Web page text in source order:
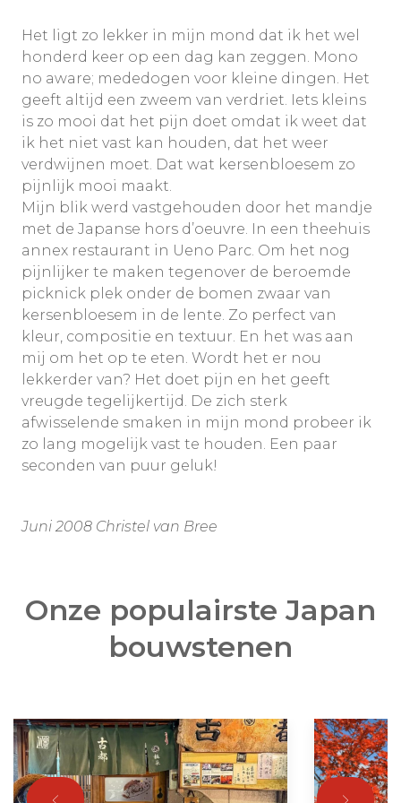
Het ligt zo lekker in mijn mond dat ik het wel
honderd keer op een dag kan zeggen. Mono
no aware; mededogen voor kleine dingen. Het
geeft altijd een zweem van verdriet. Iets kleins
is zo mooi dat het pijn doet omdat ik weet dat
ik het niet vast kan houden, dat het weer
verdwijnen moet. Dat wat kersenbloesem zo
pijnlijk mooi maakt.
Mijn blik werd vastgehouden door het mandje
met de Japanse hors d’oeuvre. In een theehuis
annex restaurant in Ueno Parc. Om het nog
pijnlijker te maken tegenover de beroemde
picknick plek onder de bomen zwaar van
kersenbloesem in de lente. Zo perfect van
kleur, compositie en textuur. En het was aan
mij om het op te eten. Wordt het er nou
lekkerder van? Het doet pijn en het geeft
vreugde tegelijkertijd. De zich sterk
afwisselende smaken in mijn mond probeer ik
zo lang mogelijk vast te houden. Een paar
seconden van puur geluk!
Juni 2008 Christel van Bree
Onze populairste Japan
bouwstenen